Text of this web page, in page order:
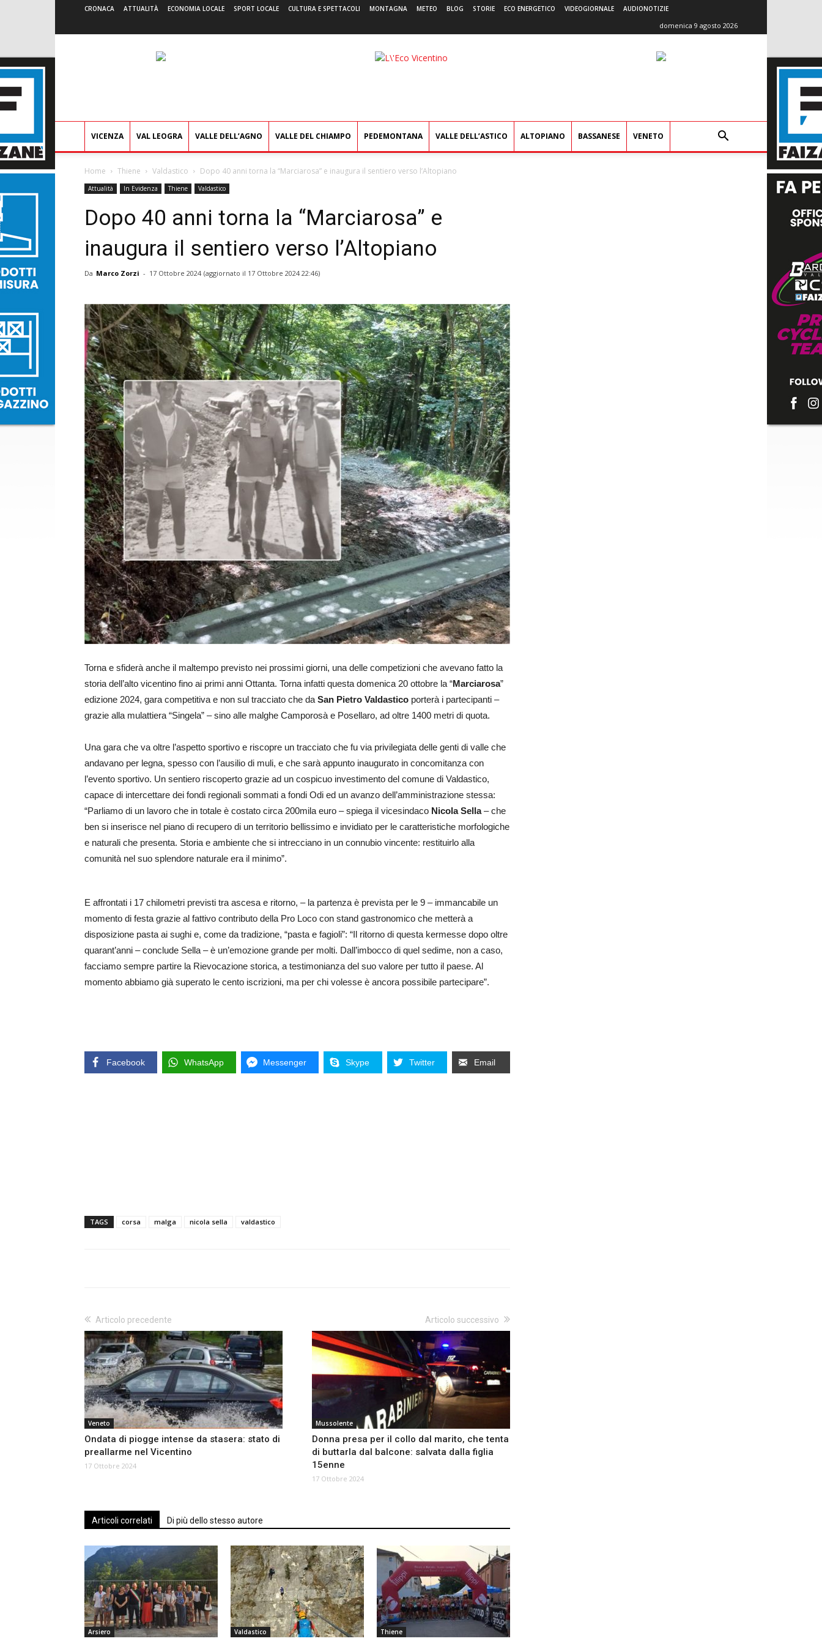
CRONACA ATTUALITÀ ECONOMIA LOCALE SPORT LOCALE CULTURA E SPETTACOLI MONTAGNA METEO BLOG STORIE ECO ENERGETICO VIDEOGIORNALE AUDIONOTIZIE
domenica 9 agosto 2026
L'Eco
VICENZA VAL LEOGRA VALLE DELL’AGNO VALLE DEL CHIAMPO PEDEMONTANA VALLE DELL’ASTICO ALTOPIANO BASSANESE VENETO
Home Thiene Valdastico Dopo 40 anni torna la “Marciarosa” e inaugura il sentiero verso l’Altopiano
Attualità In Evidenza Thiene Valdastico
Dopo 40 anni torna la “Marciarosa” e
inaugura il sentiero verso l’Altopiano
Da Marco Zorzi - 17 Ottobre 2024 (aggiornato il 17 Ottobre 2024 22:46)
Torna e sfiderà anche il maltempo previsto nei prossimi giorni, una delle competizioni che avevano fatto la
storia dell’alto vicentino fino ai primi anni Ottanta. Torna infatti questa domenica 20 ottobre la “Marciarosa”
edizione 2024, gara competitiva e non sul tracciato che da San Pietro Valdastico porterà i partecipanti –
grazie alla mulattiera “Singela” – sino alle malghe Camporosà e Posellaro, ad oltre 1400 metri di quota.
Una gara che va oltre l’aspetto sportivo e riscopre un tracciato che fu via privilegiata delle genti di valle che
andavano per legna, spesso con l’ausilio di muli, e che sarà appunto inaugurato in concomitanza con
l’evento sportivo. Un sentiero riscoperto grazie ad un cospicuo investimento del comune di Valdastico,
capace di intercettare dei fondi regionali sommati a fondi Odi ed un avanzo dell’amministrazione stessa:
“Parliamo di un lavoro che in totale è costato circa 200mila euro – spiega il vicesindaco Nicola Sella– che
ben si inserisce nel piano di recupero di un territorio bellissimo e invidiato per le caratteristiche morfologiche
e naturali che presenta. Storia e ambiente che si intrecciano in un connubio vincente: restituirlo alla
comunità nel suo splendore naturale era il minimo”.
E affrontati i 17 chilometri previsti tra ascesa e ritorno, – la partenza è prevista per le 9 – immancabile un
momento di festa grazie al fattivo contributo della Pro Loco con stand gastronomico che metterà a
disposizione pasta ai sughi e, come da tradizione, “pasta e fagioli”: “Il ritorno di questa kermesse dopo oltre
quarant’anni – conclude Sella – è un’emozione grande per molti. Dall’imbocco di quel sedime, non a caso,
facciamo sempre partire la Rievocazione storica, a testimonianza del suo valore per tutto il paese. Al
momento abbiamo già superato le cento iscrizioni, ma per chi volesse è ancora possibile partecipare”.
Facebook WhatsApp Messenger Skype Twitter Email
TAGS corsa malga nicola sella valdastico
Articolo precedente
Veneto
Ondata di piogge intense da stasera: stato di
preallarme nel Vicentino
17 Ottobre 2024
Articolo successivo
Mussolente
Donna presa per il collo dal marito, che tenta
di buttarla dal balcone: salvata dalla figlia
15enne
17 Ottobre 2024
Articoli correlati Di più dello stesso autore
Arsiero Valdastico Thiene